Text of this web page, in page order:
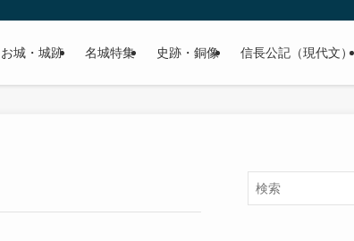
代（戦国時代）、江戸時代と幅広くご紹介致します。
お城・城跡 名城特集 史跡・銅像 信長公記（現代文）